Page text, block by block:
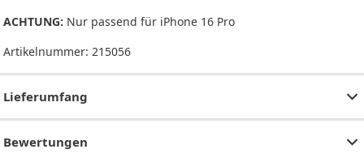
ACHTUNG: Nur passend für iPhone 16 Pro
Artikelnummer: 215056
Lieferumfang
Bewertungen